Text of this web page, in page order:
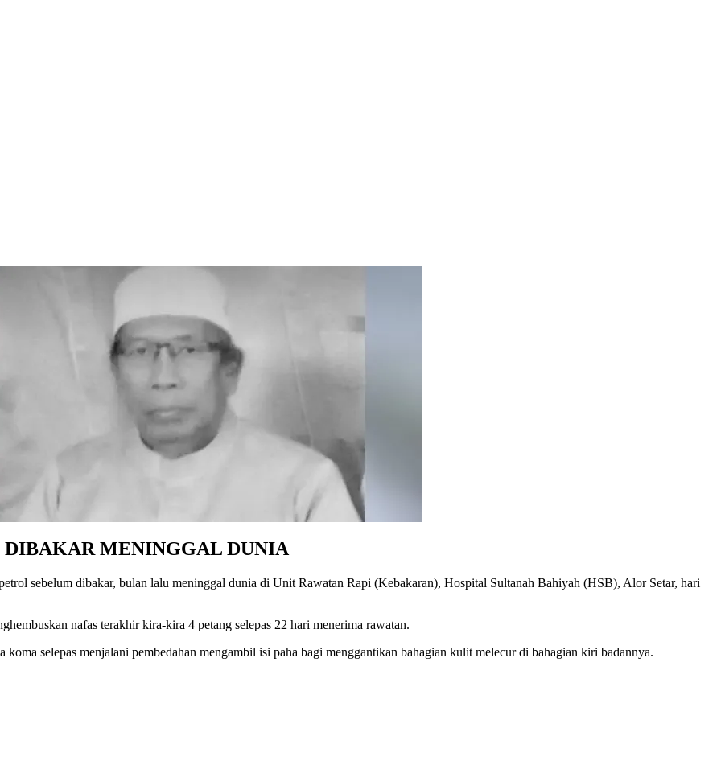
MENINGGAL DUNIA
sebelum dibakar, bulan lalu meninggal dunia di Unit Rawatan Rapi (Kebakaran), Hospital Sultanah Bahiyah (HSB), Alor Setar, hari
nafas terakhir kira-kira 4 petang selepas 22 hari menerima rawatan.
selepas menjalani pembedahan mengambil isi paha bagi menggantikan bahagian kulit melecur di bahagian kiri badannya.